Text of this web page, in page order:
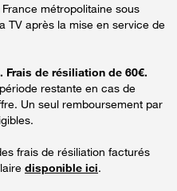
métropolitaine sous
TV après la mise en service de
Frais de résiliation de 60€.
restante en cas de
Un seul remboursement par
frais de résiliation facturés
disponible ici.